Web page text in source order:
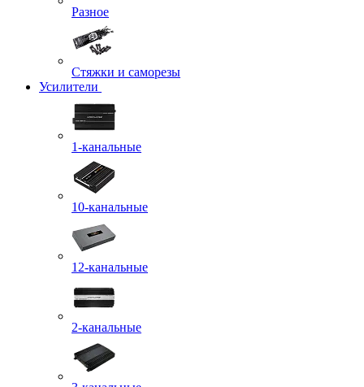
Разное
Стяжки и саморезы
Усилители
1-канальные
10-канальные
12-канальные
2-канальные